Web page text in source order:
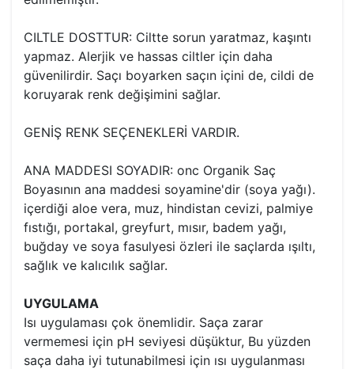
CILTLE DOSTTUR: Ciltte sorun yaratmaz, kaşıntı
yapmaz. Alerjik ve hassas ciltler için daha
güvenilirdir. Saçı boyarken saçın içini de, cildi de
koruyarak renk değişimini sağlar.
GENİŞ RENK SEÇENEKLERİ VARDIR.
ANA MADDESI SOYADIR: onc Organik Saç
Boyasının ana maddesi soyamine'dir (soya yağı).
içerdiği aloe vera, muz, hindistan cevizi, palmiye
fıstığı, portakal, greyfurt, mısır, badem yağı,
buğday ve soya fasulyesi özleri ile saçlarda ışıltı,
sağlık ve kalıcılık sağlar.
UYGULAMA
Isı uygulaması çok önemlidir. Saça zarar
vermemesi için pH seviyesi düşüktur, Bu yüzden
saça daha iyi tutunabilmesi için ısı uygulanması